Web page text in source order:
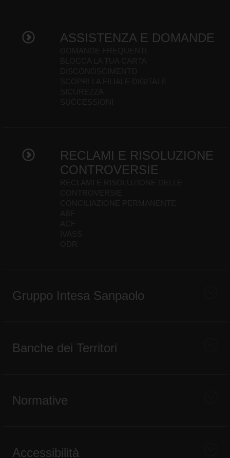
ASSISTENZA E DOMANDE
RECLAMI E RISOLUZIONE
CONTROVERSIE
Gruppo Intesa Sanpaolo
Banche dei Territori
Normative
Accessibilità